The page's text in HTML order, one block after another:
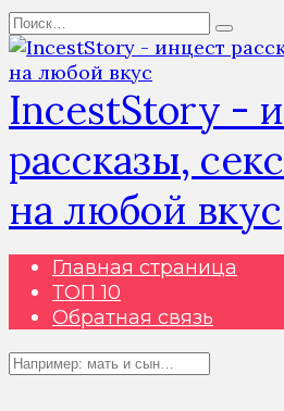
Перейти
к
содержанию
Search
for:
IncestStory -
рассказы,
на любой вкус
Главная страница
ТОП 10
Обратная связь
Search